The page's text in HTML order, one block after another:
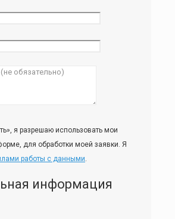
я разрешаю использовать мои
для обработки моей заявки. Я
работы с данными.
информация